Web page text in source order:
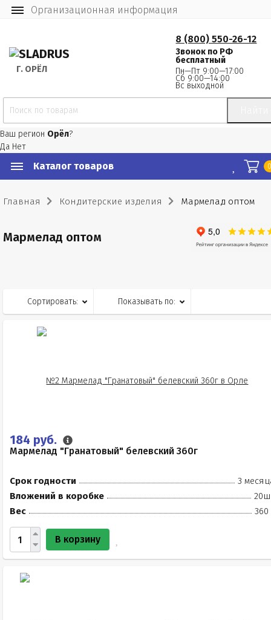
Организационная информация
Г. ОРЁЛ
8 (800) 550-26-12
Звонок по РФ
бесплатный
Пн—Пт 9:00—17:00
Сб 9:00—14:00
Вс выходной
Ваш регион Орёл?
Да Нет
Каталог товаров
Главная Кондитерские изделия Мармелад оптом
Мармелад оптом
Сортировать: Показывать по:
184 руб.
Мармелад "Гранатовый" белевский 360г
Срок годности
3
Вложений в коробке
Вес
360
В корзину